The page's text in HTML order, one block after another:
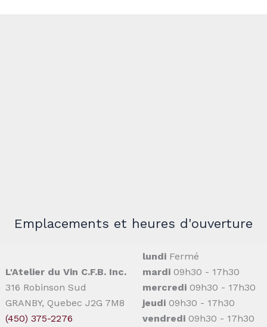
Emplacements et heures d'ouverture
L'Atelier du Vin C.F.B. Inc.
316 Robinson Sud
GRANBY, Quebec J2G 7M8
(450) 375-2276
lundi Fermé
mardi 09h30 - 17h30
mercredi 09h30 - 17h30
jeudi 09h30 - 17h30
vendredi 09h30 - 17h30